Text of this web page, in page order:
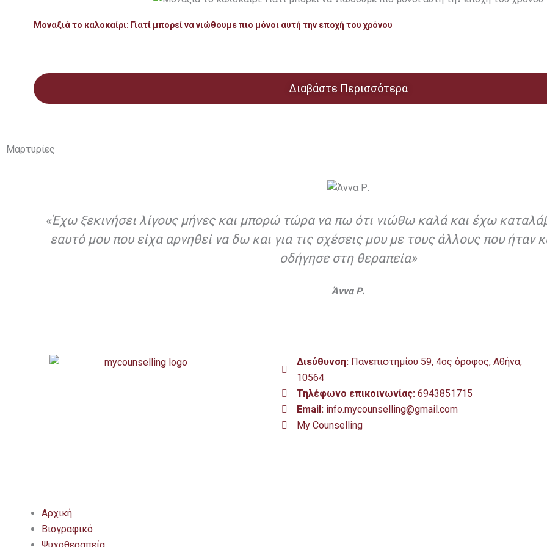
Μοναξιά το καλοκαίρι: Γιατί μπορεί να νιώθουμε πιο μόνοι αυτή την εποχή του χρόνου
Διαβάστε Περισσότερα
Μαρτυρίες
«Έχω ξεκινήσει λίγους μήνες και μπορώ τώρα να πω ότι νιώθω καλά και έχω
εαυτό μου που είχα αρνηθεί να δω και για τις σχέσεις μου με τους άλλους που ήταν
οδήγησε στη θεραπεία»
Άννα Ρ.
Διεύθυνση: Πανεπιστημίου 59, 4ος όροφος, Αθήνα,
10564
Τηλέφωνο επικοινωνίας: 6943851715
Email: info.mycounselling@gmail.com
My Counselling
Αρχική
Βιογραφικό